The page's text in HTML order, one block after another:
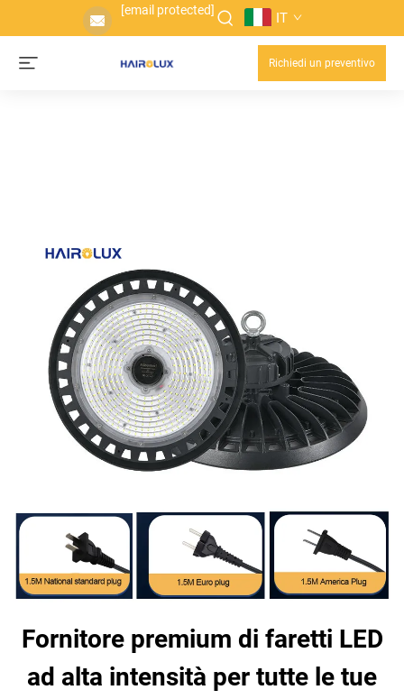
[email protected] IT
Richiedi un preventivo
Fornitore premium di faretti LED
ad alta intensità per tutte le tue